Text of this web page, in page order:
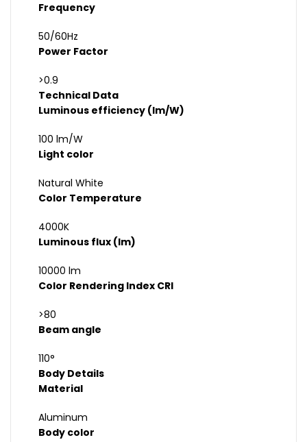
Frequency
50/60Hz
Power Factor
>0.9
Technical Data
Luminous efficiency (lm/W)
100 lm/W
Light color
Natural White
Color Temperature
4000K
Luminous flux (lm)
10000 lm
Color Rendering Index CRI
>80
Beam angle
110°
Body Details
Material
Aluminum
Body color